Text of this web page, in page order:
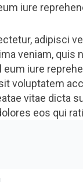
iure
adipisci
veniam,
iure
voluptatem
vitae dicta
eos qui